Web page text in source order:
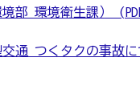
部 環境衛生課）
通 つくタクの事故